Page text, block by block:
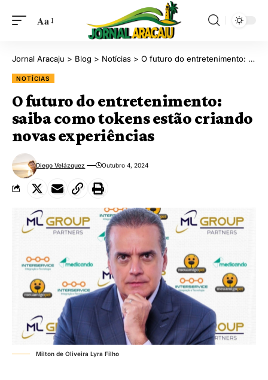
Aa
Jornal Aracaju > Blog > Notícias > O futuro do entretenimento: saiba como tokens estão criando novas experiências
NOTÍCIAS
O futuro do entretenimento:
saiba como tokens estão criando
novas experiências
Diego Velázquez Outubro 4, 2024
Milton de Oliveira Lyra Filho